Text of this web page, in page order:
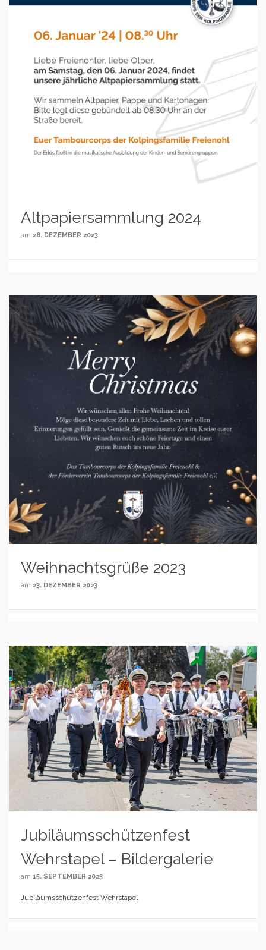
Altpapiersammlung 2024
am 28. DEZEMBER 2023
Weihnachtsgrüße 2023
am 23. DEZEMBER 2023
Jubiläumsschützenfest
Wehrstapel – Bildergalerie
am 15. SEPTEMBER 2023
Jubiläumsschützenfest Wehrstapel